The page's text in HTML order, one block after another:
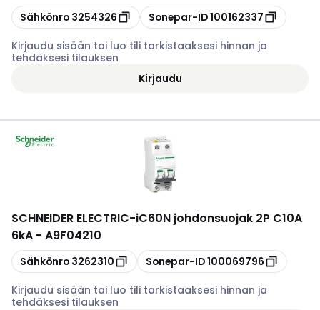
Kopioi
Sähkönro 3254326 Kopioi
Sonepar-ID100162337
Kirjaudu sisään tai luo tili tarkistaaksesi hinnan ja
tehdäksesi tilauksen
Kirjaudu
SCHNEIDER ELECTRIC-iC60N johdonsuojak 2P C10A
6kA - A9F04210
Kopioi
Sähkönro 3262310 Kopioi
Sonepar-ID100069796
Kirjaudu sisään tai luo tili tarkistaaksesi hinnan ja
tehdäksesi tilauksen